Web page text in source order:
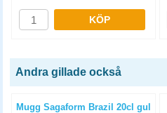
KÖP
Andra gillade också
Mugg Sagaform Brazil 20cl gul